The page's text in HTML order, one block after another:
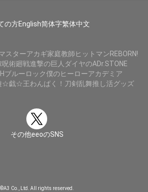
の方English简体字繁体中文
スターアカギ家庭教師ヒットマンREBORN!
呪術廻戦進撃の巨人 ダイヤのADr.STONE
ブルーロック僕のヒーローアカデミア
☆戯☆王わんぱく！刀剣乱舞推し活グッズ
その他eeoのSNS
©A3 Co., Ltd. All rights reserved.